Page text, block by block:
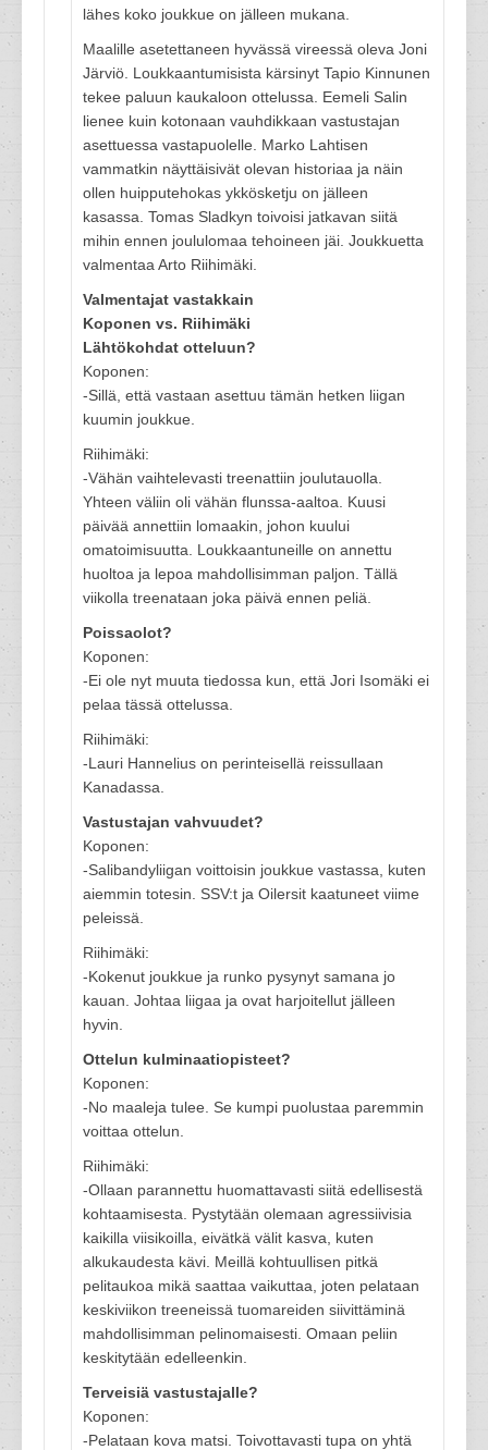
lähes koko joukkue on jälleen mukana.
Maalille asetettaneen hyvässä vireessä oleva Joni
Järviö. Loukkaantumisista kärsinyt Tapio Kinnunen
tekee paluun kaukaloon ottelussa. Eemeli Salin
lienee kuin kotonaan vauhdikkaan vastustajan
asettuessa vastapuolelle. Marko Lahtisen
vammatkin näyttäisivät olevan historiaa ja näin
ollen huipputehokas ykkösketju on jälleen
kasassa. Tomas Sladkyn toivoisi jatkavan siitä
mihin ennen joululomaa tehoineen jäi. Joukkuetta
valmentaa Arto Riihimäki.
Valmentajat vastakkain
Koponen vs. Riihimäki
Lähtökohdat otteluun?
Koponen:
-Sillä, että vastaan asettuu tämän hetken liigan
kuumin joukkue.
Riihimäki:
-Vähän vaihtelevasti treenattiin joulutauolla.
Yhteen väliin oli vähän flunssa-aaltoa. Kuusi
päivää annettiin lomaakin, johon kuului
omatoimisuutta. Loukkaantuneille on annettu
huoltoa ja lepoa mahdollisimman paljon. Tällä
viikolla treenataan joka päivä ennen peliä.
Poissaolot?
Koponen:
-Ei ole nyt muuta tiedossa kun, että Jori Isomäki ei
pelaa tässä ottelussa.
Riihimäki:
-Lauri Hannelius on perinteisellä reissullaan
Kanadassa.
Vastustajan vahvuudet?
Koponen:
-Salibandyliigan voittoisin joukkue vastassa, kuten
aiemmin totesin. SSV:t ja Oilersit kaatuneet viime
peleissä.
Riihimäki:
-Kokenut joukkue ja runko pysynyt samana jo
kauan. Johtaa liigaa ja ovat harjoitellut jälleen
hyvin.
Ottelun kulminaatiopisteet?
Koponen:
-No maaleja tulee. Se kumpi puolustaa paremmin
voittaa ottelun.
Riihimäki:
-Ollaan parannettu huomattavasti siitä edellisestä
kohtaamisesta. Pystytään olemaan agressiivisia
kaikilla viisikoilla, eivätkä välit kasva, kuten
alkukaudesta kävi. Meillä kohtuullisen pitkä
pelitaukoa mikä saattaa vaikuttaa, joten pelataan
keskiviikon treeneissä tuomareiden siivittäminä
mahdollisimman pelinomaisesti. Omaan peliin
keskitytään edelleenkin.
Terveisiä vastustajalle?
Koponen:
-Pelataan kova matsi. Toivottavasti tupa on yhtä